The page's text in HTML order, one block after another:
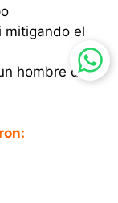
mitigando el
hombre de